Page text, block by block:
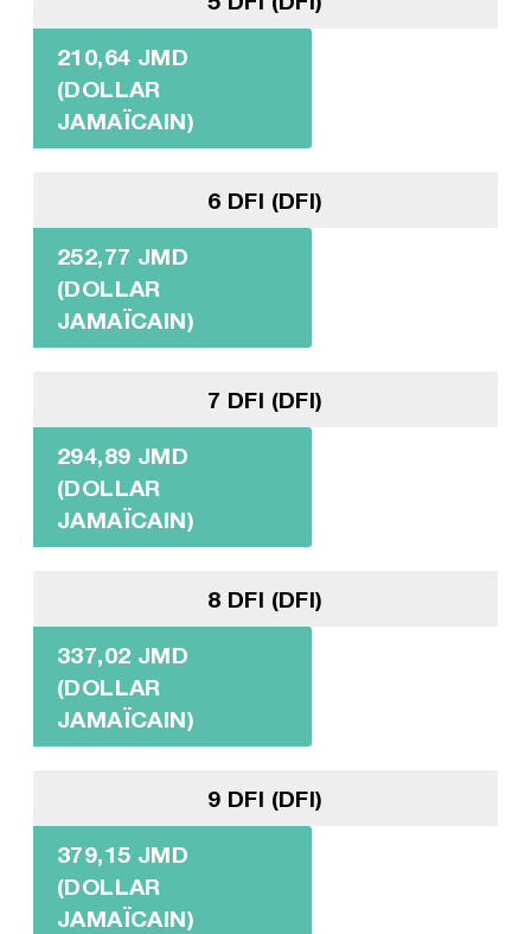
210,64 JMD
(DOLLAR
JAMAÏCAIN)
6 DFI (DFI)
252,77 JMD
(DOLLAR
JAMAÏCAIN)
7 DFI (DFI)
294,89 JMD
(DOLLAR
JAMAÏCAIN)
8 DFI (DFI)
337,02 JMD
(DOLLAR
JAMAÏCAIN)
9 DFI (DFI)
379,15 JMD
(DOLLAR
JAMAÏCAIN)